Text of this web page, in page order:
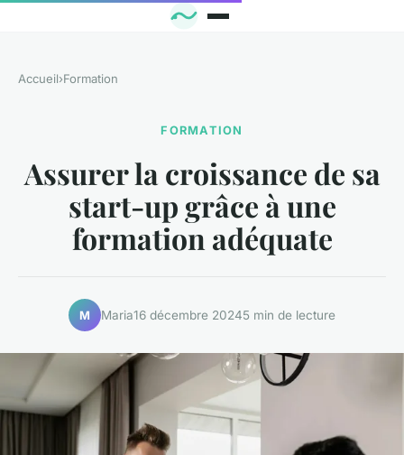
Accueil›Formation
FORMATION
Assurer la croissance de sa
start-up grâce à une
formation adéquate
M Maria16 décembre 20245 min de lecture